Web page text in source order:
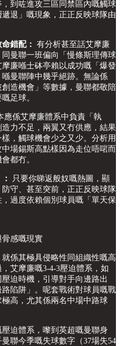
到咗進攻三區同禁區內嘅觸球
退」嘅現象，正正反映球隊由
錯配： 有分析甚至話艾摩廉
曼聯一班偏向「慢條斯理傳球
廉喺士砵亭賴以成功嘅「爆發
曼聯陣中幾乎絕跡。無論係
創造機會」等數據，曼聯都敬陪
足球。
應係艾摩廉體系中負責「執
力不足，兩翼又冇供應，結果
，觸球機會少之又少。分析用
場錫斯高點樣因為走位唔啱而
都冇。
只要你睇返般奴嘅熱圖，顯
守、甚至突前，正正反映球隊
過度依賴個別球員嘅「單天保
感嘅現實
係其極具侵略性同組織性嘅高
艾摩廉嘅3-4-3壓迫體系，如
迫時機，引導對手向邊路出
陷阱」。呢套戰術對球員嘅戰
高，尤其係兩名中場中路球
迫體系，嚟到英超嘅曼聯身
聯今季嘅失球數字（37場失54